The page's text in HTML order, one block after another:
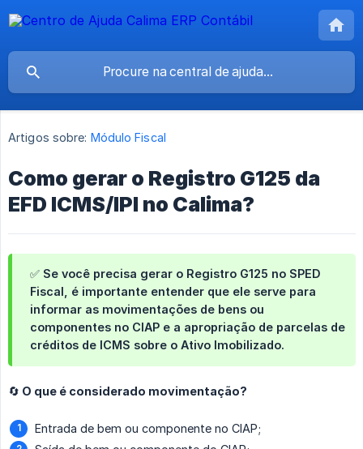
Artigos sobre: Módulo Fiscal
Como gerar o Registro G125 da
EFD ICMS/IPI no Calima?
✅ Se você precisa gerar o Registro G125 no SPED
Fiscal, é importante entender que ele serve para
informar as movimentações de bens ou
componentes no CIAP e a apropriação de parcelas de
créditos de ICMS sobre o Ativo Imobilizado.
🔄 O que é considerado movimentação?
Entrada de bem ou componente no CIAP;